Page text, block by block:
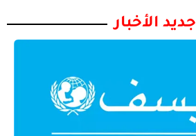
جديد الأخبار